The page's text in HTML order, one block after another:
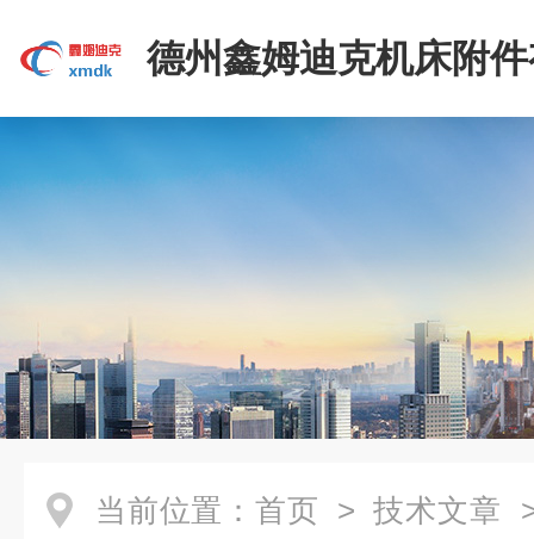
德州鑫姆迪克机床附
司
当前位置： 首页 > 技术文章